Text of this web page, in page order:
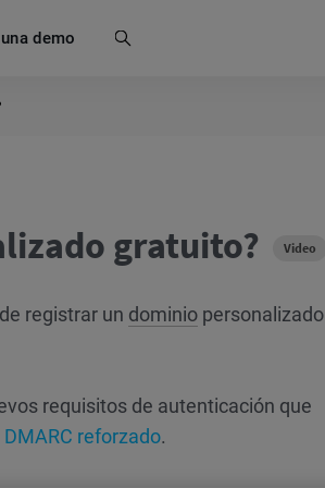
demo
gratuito? Video
registrar un dominio personalizado
requisitos de autenticación que
DMARC reforzado.